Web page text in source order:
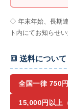
◇ 年末年始、長期
ト内にてお知らせい
🔳 送料について
全国一律 750円
15,000円以上